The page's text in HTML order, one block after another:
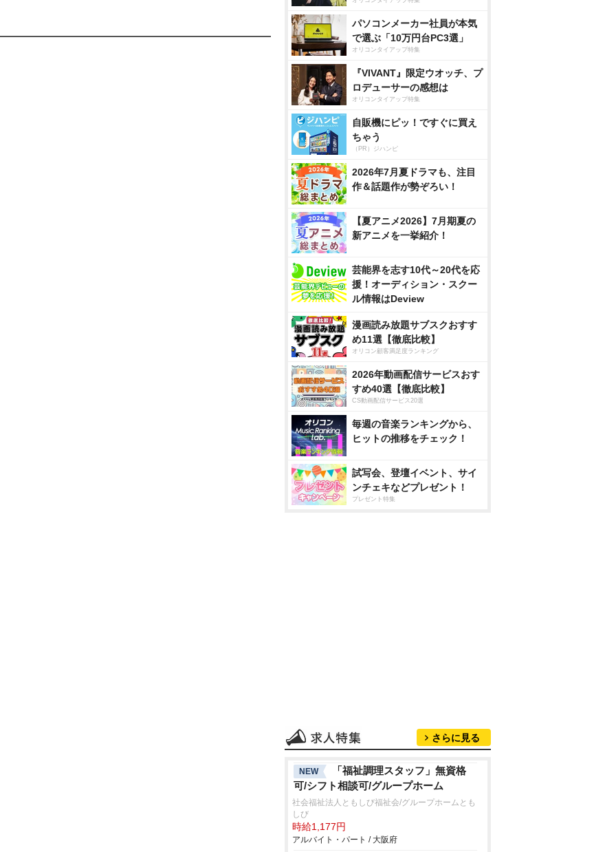
パソコンメーカー社員が本気
で選ぶ「10万円台PC3選」
オリコンタイアップ特集
『VIVANT』限定ウオッチ、プ
ロデューサーの感想は
オリコンタイアップ特集
自販機にピッ！ですぐに買え
ちゃう
（PR）ジハンピ
2026年7月夏ドラマも、注目
作＆話題作が勢ぞろい！
【夏アニメ2026】7月期夏の
新アニメを一挙紹介！
芸能界を志す10代～20代を応
援！オーディション・スクー
ル情報はDeview
漫画読み放題サブスクおすす
め11選【徹底比較】
オリコン顧客満足度ランキング
2026年動画配信サービスおす
すめ40選【徹底比較】
CS動画配信サービス20選
毎週の音楽ランキングから、
ヒットの推移をチェック！
試写会、登壇イベント、サイ
ンチェキなどプレゼント！
プレゼント特集
さらに見る
NEW
「福祉調理スタッフ」無資格
可/シフト相談可/グループホーム
社会福祉法人ともしび福祉会/グループホームとも
しび
時給1,177円
アルバイト・パート / 大阪府